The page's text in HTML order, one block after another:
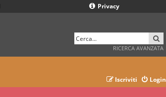
Privacy
RICERCA AVANZATA
Login
Iscriviti